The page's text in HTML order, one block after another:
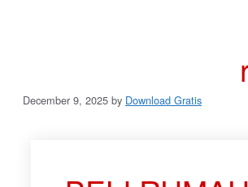
December 9, 2025 by Download Gratis